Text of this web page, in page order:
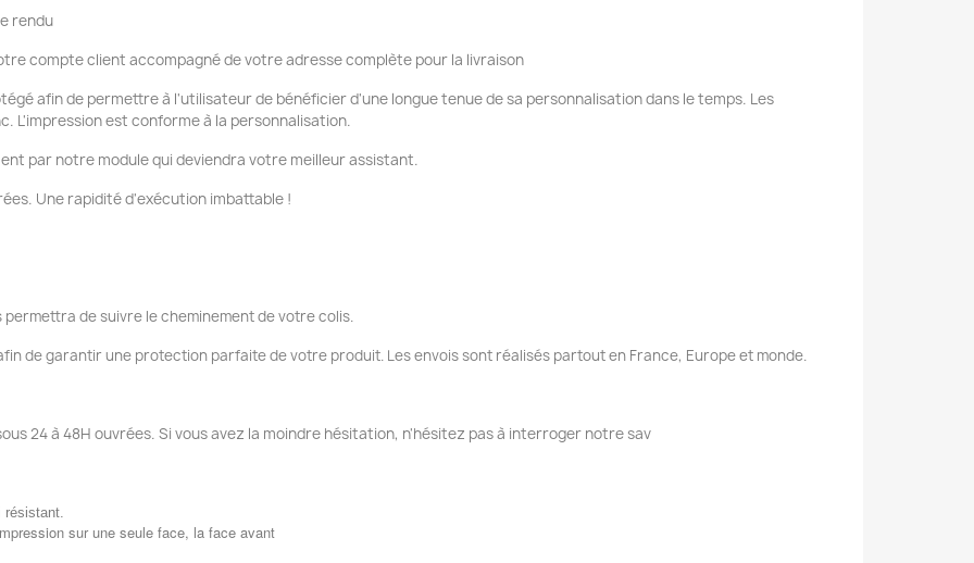
rendu
compte client accompagné de votre adresse complète pour la livraison
afin de permettre à l'utilisateur de bénéficier d'une longue tenue de sa personnalisation dans le temps. Les
L'impression est conforme à la personnalisation.
par notre module qui deviendra votre meilleur assistant.
Une rapidité d'exécution imbattable !
de suivre le cheminement de votre colis.
de garantir une protection parfaite de votre produit. Les envois sont réalisés partout en France, Europe et monde.
24 à 48H ouvrées. Si vous avez la moindre hésitation, n'hésitez pas à interroger notre sav
résistant.
sur une seule face, la face avant